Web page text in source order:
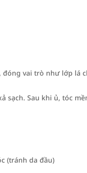
vai trò như lớp lá
sạch. Sau khi ủ, tóc
(tránh da đầu)